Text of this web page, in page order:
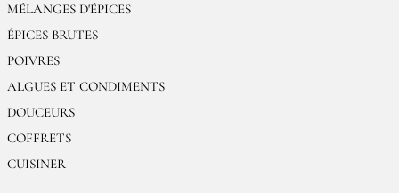
MÉLANGES D'ÉPICES
ÉPICES BRUTES
POIVRES
ALGUES ET CONDIMENTS
DOUCEURS
COFFRETS
CUISINER